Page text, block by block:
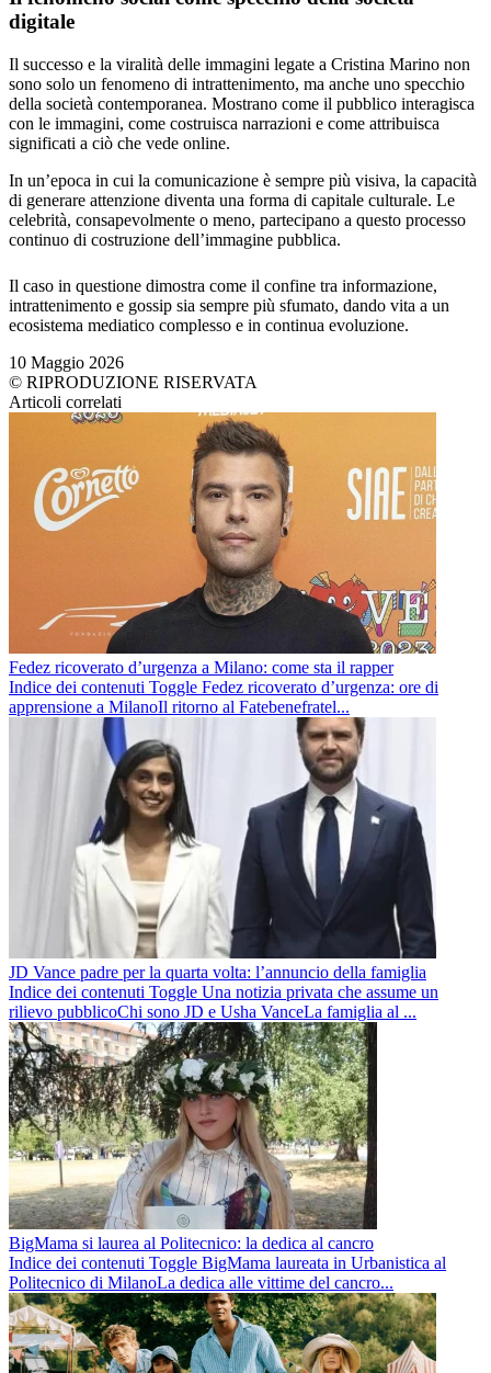
digitale
Il successo e la viralità delle immagini legate a Cristina Marino non
sono solo un fenomeno di intrattenimento, ma anche uno specchio
della società contemporanea. Mostrano come il pubblico interagisca
con le immagini, come costruisca narrazioni e come attribuisca
significati a ciò che vede online.
In un’epoca in cui la comunicazione è sempre più visiva, la capacità
di generare attenzione diventa una forma di capitale culturale. Le
celebrità, consapevolmente o meno, partecipano a questo processo
continuo di costruzione dell’immagine pubblica.
Il caso in questione dimostra come il confine tra informazione,
intrattenimento e gossip sia sempre più sfumato, dando vita a un
ecosistema mediatico complesso e in continua evoluzione.
10 Maggio 2026
© RIPRODUZIONE RISERVATA
Articoli correlati
Fedez ricoverato d’urgenza a Milano: come sta il rapper
Indice dei contenuti Toggle Fedez ricoverato d’urgenza: ore di
apprensione a MilanoIl ritorno al Fatebenefratel...
JD Vance padre per la quarta volta: l’annuncio della famiglia
Indice dei contenuti Toggle Una notizia privata che assume un
rilievo pubblicoChi sono JD e Usha VanceLa famiglia al ...
BigMama si laurea al Politecnico: la dedica al cancro
Indice dei contenuti Toggle BigMama laureata in Urbanistica al
Politecnico di MilanoLa dedica alle vittime del cancro...